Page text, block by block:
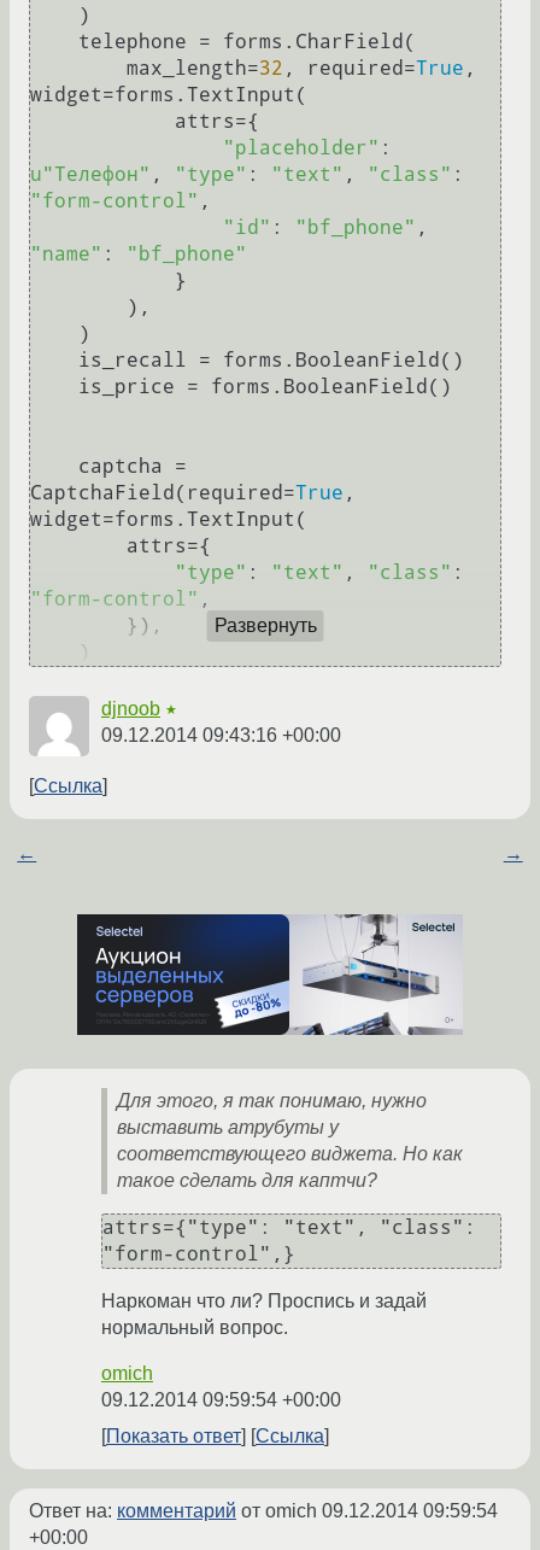
        max_length=
32 , required=True ,
widget=forms.TextInput(
"placeholder"
u"Телефон" , "type" : "text" , "class"
"form-control" ,
"id" : "bf_phone"
"name" :
"bf_phone"
CaptchaField(required=True ,
widget=forms.TextInput(
"type" : "text" , "class"
"form-control" ,
Развернуть
djnoob ★
09.12.2014 09:43:16 +00:00
Ссылка
← →
Для этого, я так понимаю, нужно
выставить атрубуты у
соответствующего виджета. Но как
такое сделать для каптчи?
attrs={"type": "text", "class":
Наркоман что ли? Проспись и задай
нормальный вопрос.
omich
09.12.2014 09:59:54 +00:00
Показать ответ
Ссылка
Ответ на: комментарий от omich 09.12.2014 09:59:54
+00:00